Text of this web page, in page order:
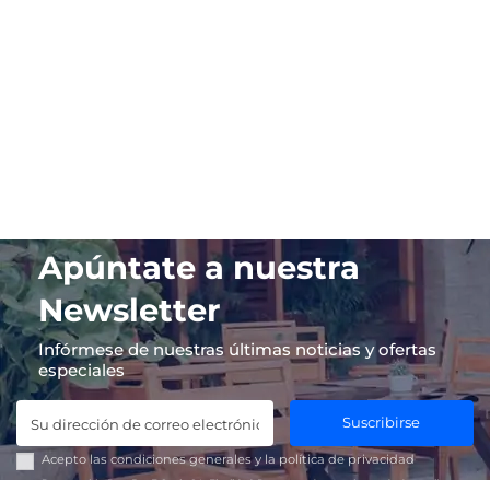
Apúntate a nuestra
Newsletter
Infórmese de nuestras últimas noticias y ofertas
especiales
Suscribirse
Acepto las condiciones generales y lapolítica de privacidad